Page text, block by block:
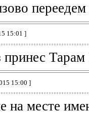
15:01 ]
15:00 ]
на месте